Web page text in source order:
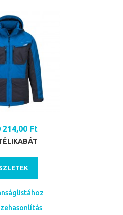
214,00 Ft